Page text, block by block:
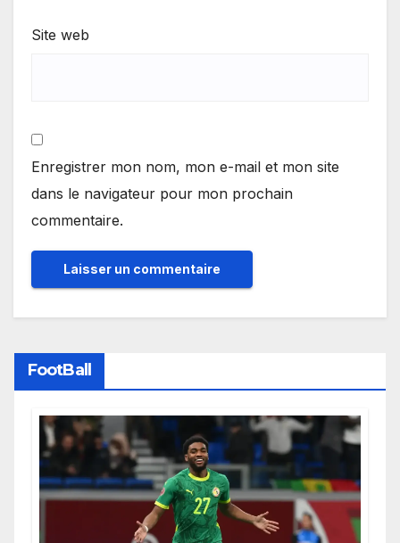
Site web
Enregistrer mon nom, mon e-mail et mon site
dans le navigateur pour mon prochain
commentaire.
FootBall